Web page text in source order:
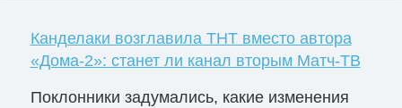
Канделаки возглавила ТНТ вместо автора
«Дома-2»: станет ли канал вторым Матч-ТВ
Поклонники задумались, какие изменения